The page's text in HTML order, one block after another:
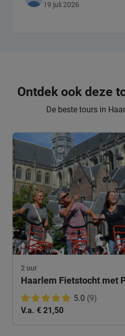
19 juli 2026
Ontdek ook deze
De beste tours in
2 uur
5.0 (9)
V.a. € 21,50